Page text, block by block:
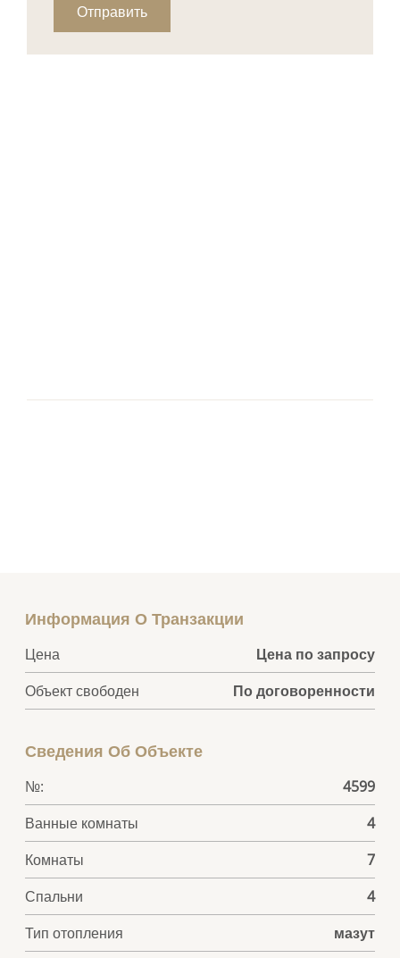
Отправить
Информация О Транзакции
Цена
Цена по запросу
Объект свободен
По договоренности
Сведения Об Объекте
№:
4599
Ванные комнаты
4
Комнаты
7
Спальни
4
Тип отопления
мазут